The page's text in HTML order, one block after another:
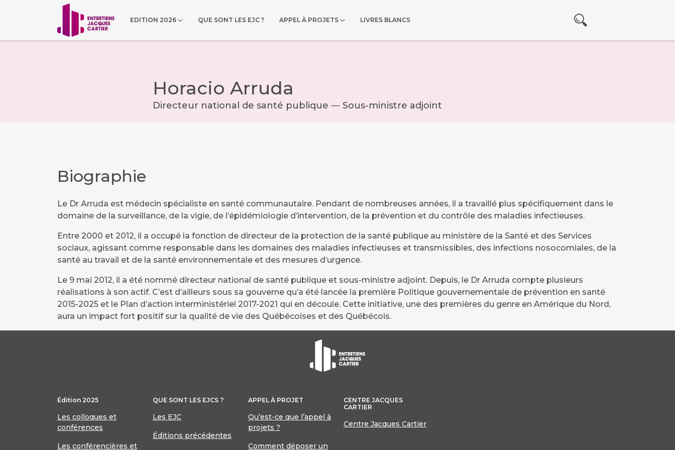
EDITION 2026 QUE SONT LES EJC ? APPEL À PROJETS LIVRES BLANCS
Horacio Arruda
Directeur national de santé publique ― Sous-ministre adjoint
Biographie
Le Dr Arruda est médecin spécialiste en santé communautaire. Pendant de nombreuses années, il a travaillé plus spécifiquement dans le
domaine de la surveillance, de la vigie, de l’épidémiologie d’intervention, de la prévention et du contrôle des maladies infectieuses.
Entre 2000 et 2012, il a occupé la fonction de directeur de la protection de la santé publique au ministère de la Santé et des Services
sociaux, agissant comme responsable dans les domaines des maladies infectieuses et transmissibles, des infections nosocomiales, de la
santé au travail et de la santé environnementale et des mesures d’urgence.
Le 9 mai 2012, il a été nommé directeur national de santé publique et sous-ministre adjoint. Depuis, le Dr Arruda compte plusieurs
réalisations à son actif. C’est d’ailleurs sous sa gouverne qu’a été lancée la première Politique gouvernementale de prévention en santé
2015-2025 et le Plan d’action interministériel 2017-2021 qui en découle. Cette initiative, une des premières du genre en Amérique du Nord,
aura un impact fort positif sur la qualité de vie des Québécoises et des Québécois.
Édition 2025
Les colloques et
conférences
Les conférencières et
QUE SONT LES EJCS ?
Les EJC
Éditions précédentes
APPEL À PROJET
Qu’est-ce que l’appel à
projets ?
Comment déposer un
CENTRE JACQUES
CARTIER
Centre Jacques Cartier